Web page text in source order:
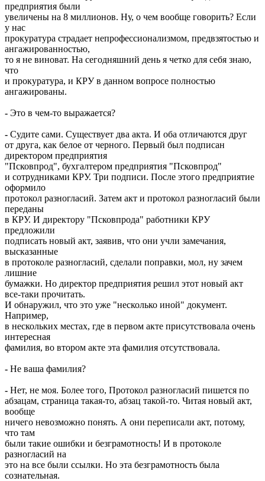
предприятия были
увеличены на 8 миллионов. Ну, о чем вообще говорить? Если
у нас
прокуратура страдает непрофессионализмом, предвзятостью и
ангажированностью,
то я не виноват. На сегодняшний день я четко для себя знаю,
что
и прокуратура, и КРУ в данном вопросе полностью
ангажированы.
- Это в чем-то выражается?
- Судите сами. Существует два акта. И оба отличаются друг
от друга, как белое от черного. Первый был подписан
директором предприятия
"Псковпрод", бухгалтером предприятия "Псковпрод"
и сотрудниками КРУ. Три подписи. После этого предприятие
оформило
протокол разногласий. Затем акт и протокол разногласий были
переданы
в КРУ. И директору "Псковпрода" работники КРУ
предложили
подписать новый акт, заявив, что они учли замечания,
высказанные
в протоколе разногласий, сделали поправки, мол, ну зачем
лишние
бумажки. Но директор предприятия решил этот новый акт
все-таки прочитать.
И обнаружил, что это уже "несколько иной" документ.
Например,
в нескольких местах, где в первом акте присутствовала очень
интересная
фамилия, во втором акте эта фамилия отсутствовала.
- Не ваша фамилия?
- Нет, не моя. Более того, Протокол разногласий пишется по
абзацам, страница такая-то, абзац такой-то. Читая новый акт,
вообще
ничего невозможно понять. А они переписали акт, потому,
что там
были такие ошибки и безграмотность! И в протоколе
разногласий на
это на все были ссылки. Но эта безграмотность была
сознательная.